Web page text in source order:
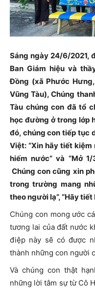
Sáng ngày 24/6/2021,
Ban Giám hiệu và
Đồng (xã Phước
Vũng Tàu), Chúng
Tàu chúng con đã tổ
học đường ở trong lớp
đó, chúng con tiếp tục
Việt: “Xin hãy tiết
hiếm nước” và “Mở
Chúng con cũng xin
trong trường mang
theo người lạ”, “Hãy
Chúng con mong ước
tương lai của đất nước
điệp này sẽ có được
thành những con người
Và chúng con thật
những lời tâm sự từ Cô